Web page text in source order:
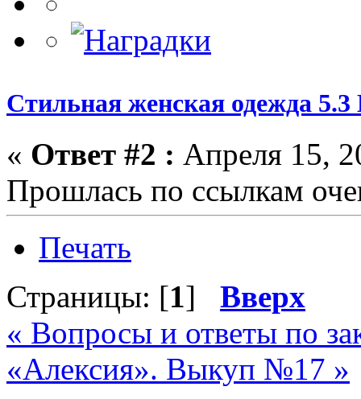
Стильная женская одежда
« Ответ #2 : Апреля 15,
Прошлась по ссылкам
Печать
Страницы: [1] Вверх
« Вопросы и ответы по
«Алексия». Выкуп №17 »